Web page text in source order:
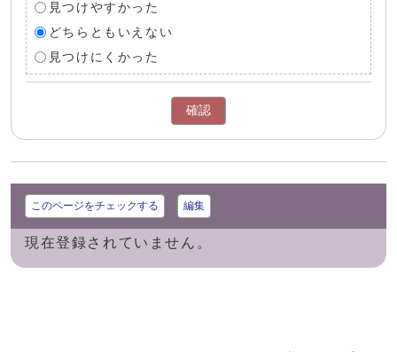
見つけやすかった
どちらともいえない
見つけにくかった
確認
このページをチェックする 編集
現在登録されていません。